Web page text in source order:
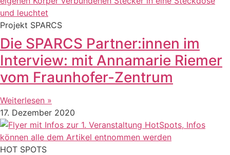
Projekt SPARCS
Die SPARCS Partner:innen im
Interview: mit Annamarie Riemer
vom Fraunhofer-Zentrum
Weiterlesen »
17. Dezember 2020
HOT SPOTS